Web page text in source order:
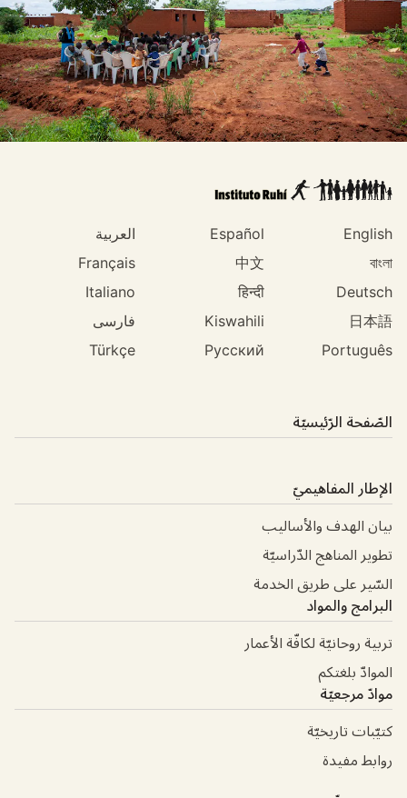
English
Español
العربية
বাংলা
中文
Français
Deutsch
हिन्दी
Italiano
日本語
Kiswahili
فارسی
Português
Русский
Türkçe
الصّفحة الرّئيسيّة
الإطار المفاهيميّ
بيان الهدف والأساليب
تطوير المناهج الدّراسيّة
السّير على طريق الخدمة
البرامج والمواد
تربية روحانيّة لكافّة الأعمار
الموادّ بلغتكم
موادّ مرجعيّة
كتيّبات تاريخيّة
روابط مفيدة